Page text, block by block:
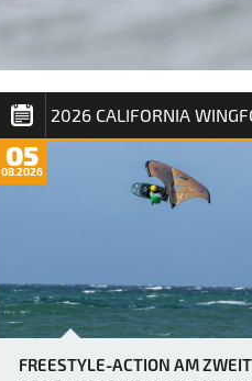
05
08.2026
FREESTYLE-ACTION AM